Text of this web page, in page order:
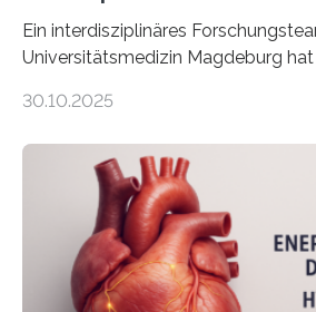
Ein interdisziplinäres
Universitätsmedizin Magdeburg
behandelt werden kann. In ihrer
Oncology, zeigen die Forschenden,
aus Gewebe von Patientinnen und
sogenannte Organoide – genutzt
vorab zu prüfen, welche
wirken. Dabei wurde ein Eiweiß
als Biomarker für die Wahl der
30.10.2025